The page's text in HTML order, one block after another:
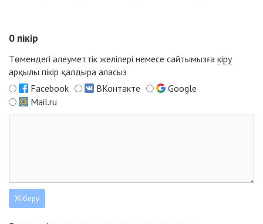
0 пікір
Төмендегі әлеуметтік желілері немесе сайтымызға кіру
арқылы пікір қалдыра аласыз
Facebook
ВКонтакте
Google
Mail.ru